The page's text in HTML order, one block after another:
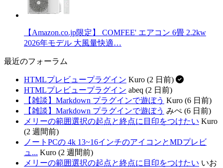
【Amazon.co.jp限定】 COMFEE' エアコン 6畳 2.2kw
2026年モデル 大風量快適…
最近のフォーラム
HTMLプレビュープラグイン Kuro (2 日前)
HTMLプレビュープラグイン abeq (2 日前)
【雑談】Markdown プラグインで遊ぼう Kuro (6 日前)
【雑談】Markdown プラグインで遊ぼう みぺ (6 日前)
メリーの範囲選択の起点と終点に目印をつけたい Kuro
(2 週間前)
ノートPCの 4k 13~16インチのアイコンとMDプレビ
ュ... Kuro (2 週間前)
メリーの範囲選択の起点と終点に目印をつけたい いお